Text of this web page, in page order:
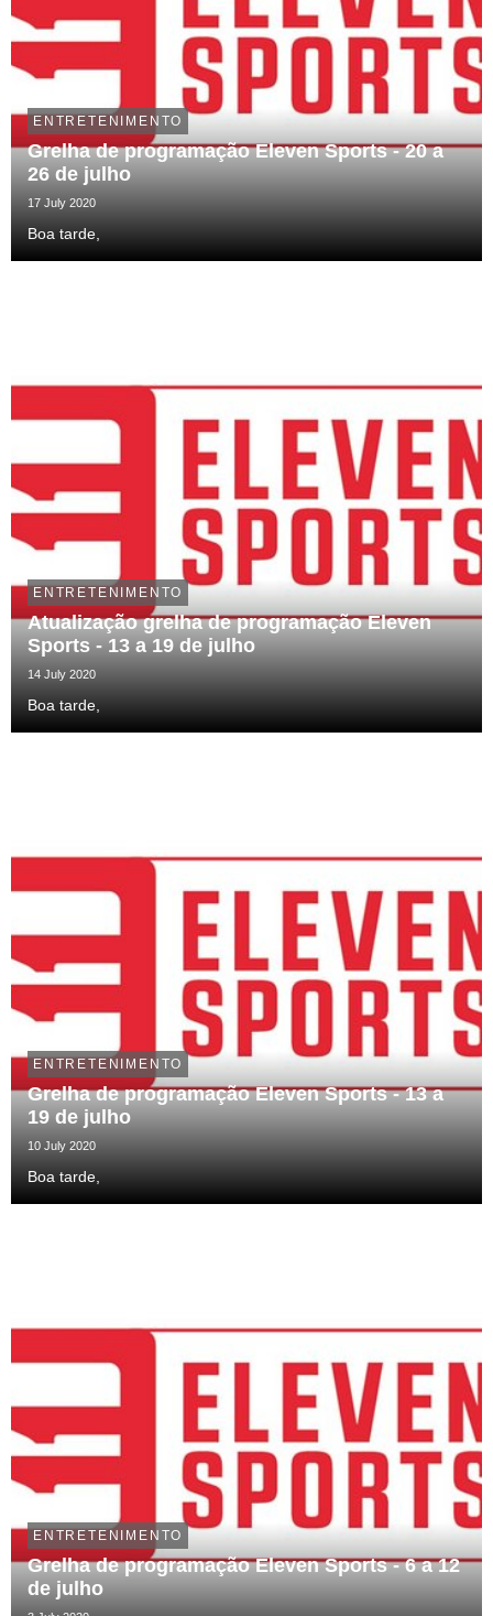
ENTRETENIMENTO
Grelha de programação Eleven Sports - 20 a
26 de julho
17 July 2020
Boa tarde,
ENTRETENIMENTO
Atualização grelha de programação Eleven
Sports - 13 a 19 de julho
14 July 2020
Boa tarde,
ENTRETENIMENTO
Grelha de programação Eleven Sports - 13 a
19 de julho
10 July 2020
Boa tarde,
ENTRETENIMENTO
Grelha de programação Eleven Sports - 6 a 12
de julho